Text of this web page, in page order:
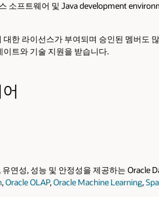
소프트웨어 및 Java development
한 라이선스가 부여되며 승인된 멤버
트와 기술 지원을 받습니다.
연성, 성능 및 안정성을 제공하는 Oracle
,Oracle OLAP,Oracle Machine Learning,